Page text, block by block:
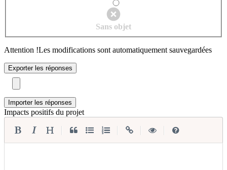
Sans objet
Attention !Les modifications sont automatiquement sauvegardées
Exporter les réponses
Importer les réponses
Impacts positifs du projet